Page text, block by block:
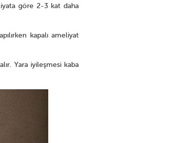
göre 2-3 kat daha
kapalı ameliyat
Yara iyileşmesi kaba